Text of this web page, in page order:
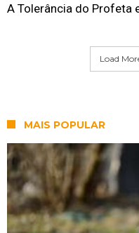
A Tolerância do Profeta
Load
MAIS POPULAR